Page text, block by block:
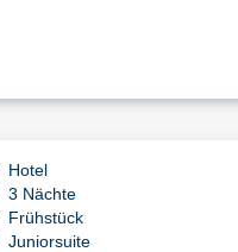
Hotel
3 Nächte
Frühstück
Juniorsuite